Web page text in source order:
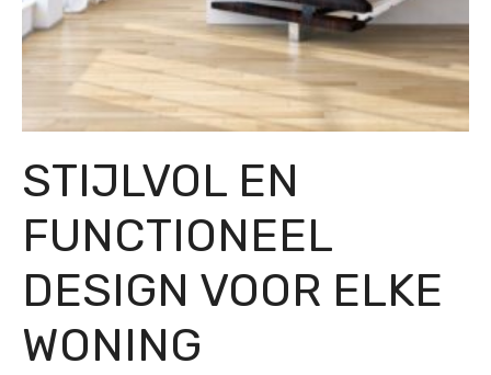
STIJLVOL EN
FUNCTIONEEL
DESIGN VOOR ELKE
WONING